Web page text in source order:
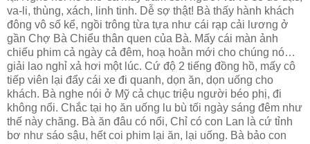
va-li, thùng, xách, linh tinh. Dễ sợ thật! Bà thấy hành khách
đông vô số kể, ngồi trông từa tựa như cái rạp cải lương ở
gần Chợ Bà Chiểu thân quen của Bà. Mấy cái màn ảnh
chiếu phim cả ngày cả đêm, hoạ hoằn mới cho chúng nó…
giải lao nghỉ xả hơi một lúc. Cứ độ 2 tiếng đồng hồ, mấy cô
tiếp viên lại đẩy cái xe đi quanh, dọn ăn, dọn uống cho
khách. Bà nghe nói ở Mỹ cả chục triệu người béo phị, đi
không nổi. Chắc tại họ ăn uống lu bù tối ngày sáng đêm như
thế này chăng. Bà ăn đâu có nổi, Chỉ có con Lan là cứ tỉnh
bơ như sáo sậu, hết coi phim lại ăn, lại uống. Bà bảo con